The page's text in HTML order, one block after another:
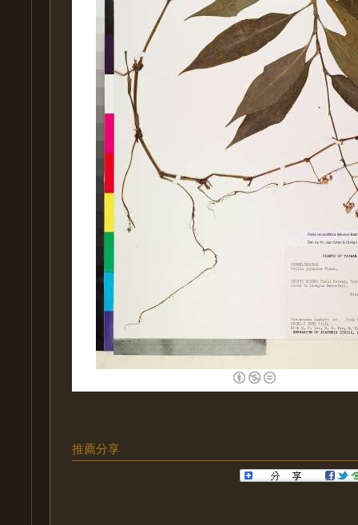
推薦分享